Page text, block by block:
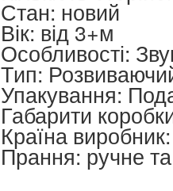
Стан: новий
Вік: від 3+м
Особливості:
Тип:
Упакування:
Габарити
Країна
Прання: ручне